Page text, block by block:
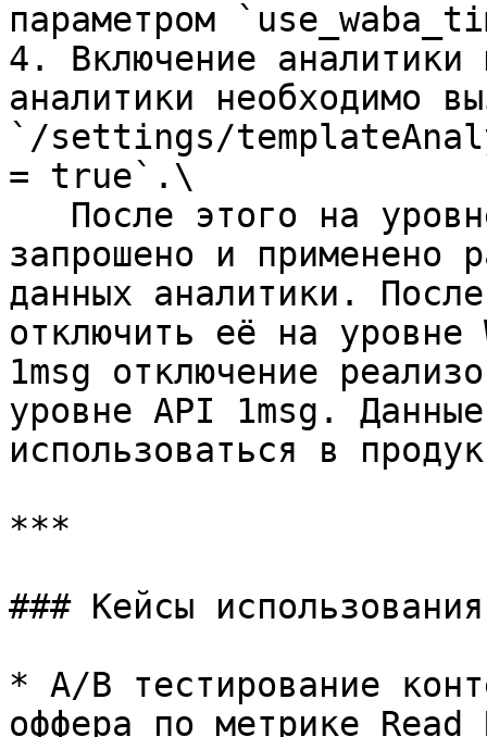
параметром
4. Включение аналитики
аналитики необходимо
`/settings/
= true`.\
запрошено и применено
данных аналитики.
отключить её на уровне
1msg отключение
уровне API 1msg.
использоваться в
***
### Кейсы использования
* A/B тестирование
оффера по метрике